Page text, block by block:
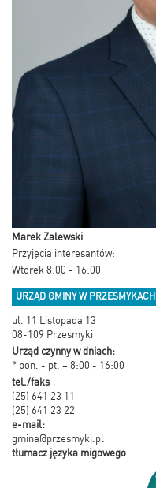
Marek Zalewski
Przyjęcia interesantów:
Wtorek 8:00 - 16:00
URZĄD GMINY W PRZESMYKACH
ul. 11 Listopada 13
08-109 Przesmyki
Urząd czynny w dniach:
* pon. - pt. – 8:00 - 16:00
tel./faks
(25) 641 23 11
(25) 641 23 22
e-mail:
gmina@przesmyki.pl
tłumacz języka migowego